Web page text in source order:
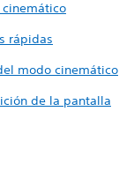
rápidas
modo cinemático
de la pantalla